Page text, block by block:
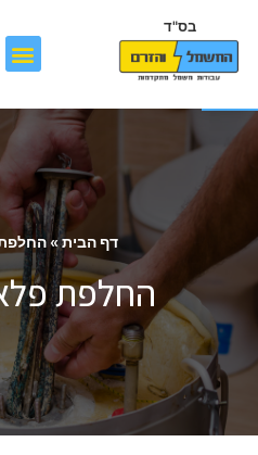
פתח סרגל נגישות
בס"ד
דף הבית»
החלפת